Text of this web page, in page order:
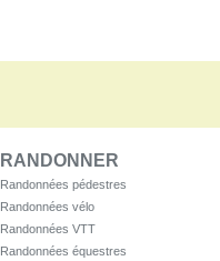
RANDONNER
Randonnées pédestres
Randonnées vélo
Randonnées VTT
Randonnées équestres